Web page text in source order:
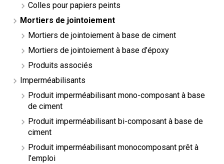
Colles pour papiers peints
Mortiers de jointoiement
Mortiers de jointoiement à base de ciment
Mortiers de jointoiement à base d’époxy
Produits associés
Imperméabilisants
Produit imperméabilisant mono-composant à base
de ciment
Produit imperméabilisant bi-composant à base de
ciment
Produit imperméabilisant monocomposant prêt à
l’emploi